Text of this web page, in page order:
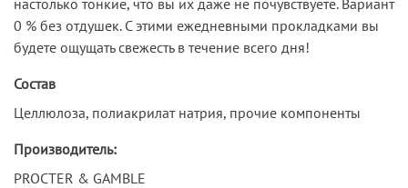
0 % без отдушек. С этими ежедневными прокладками вы
будете ощущать свежесть в течение всего дня!
Состав
Целлюлоза, полиакрилат натрия, прочие компоненты
Производитель:
PROCTER & GAMBLE